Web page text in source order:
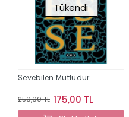
Tükendi
Sevebilen Mutludur
250,00 TL 175,00 TL